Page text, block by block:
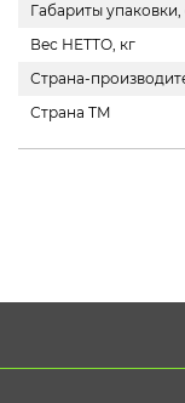
Габариты
Вес НЕТТО, кг
Страна-
Страна ТМ